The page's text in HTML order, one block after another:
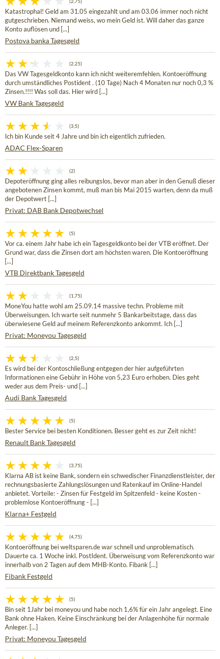
(2,75)
Katastrophal! Geld am 31.05 eingezahlt und am 03.06 immer noch nicht
gutgeschrieben. Niemand weiss, wo mein Geld ist. Will daher das ganze
Konto auflösen und [...]
Postova banka Tagesgeld
(2,25)
Das VW Tagesgeldkonto kann ich nicht weiteremfehlen. Kontoeröffnung
durch umständliches Postident . (10 Tage) Nach 4 Monaten nur noch 0,3 %
Zinsen.!!!! Was soll das. Hier wird [...]
VW Bank Tagesgeld
(3,5)
Ich bin Kunde seit 4 Jahre und bin ich eigentlich zufrieden.
ADAC Flex-Sparen
(2)
Depoteröffnung ging alles reibungslos, bevor man aber in den Genuß dieser
angebotenen Zinsen kommt, muß man bis Mai 2015 warten, denn da muß
der Depotwert [...]
Privat: DAB Bank Depotwechsel
(5)
Vor ca. einem Jahr habe ich ein Tagesgeldkonto bei der VTB eröffnet. Der
Grund war, dass die Zinsen dort am höchsten waren. Die Kontoeröffnung
[...]
VTB Direktbank Tagesgeld
(1,75)
MoneYou hatte wohl am 25.09.14 massive techn. Probleme mit
Überweisungen. Ich warte seit nunmehr 5 Bankarbeitstage, dass das
überwiesene Geld auf meinem Referenzkonto ankommt. Ich [...]
Privat: Moneyou Tagesgeld
(2,5)
Es wird bei der Kontoschließung entgegen der hier aufgeführten
Informationen eine Gebühr in Höhe von 5,23 Euro erhoben. Dies geht
weder aus dem Preis- und [...]
Audi Bank Tagesgeld
(5)
Bester Service bei besten Konditionen. Besser geht es zur Zeit nicht!
Renault Bank Tagesgeld
(3,75)
Klarna AB ist keine Bank, sondern ein schwedischer Finanzdienstleister, der
rechnungsbasierte Zahlungslösungen und Ratenkauf im Online-Handel
anbietet. Vorteile: - Zinsen für Festgeld im Spitzenfeld - keine Kosten -
problemlose Kontoeröffnung - [...]
Klarna+ Festgeld
(4,75)
Kontoeröffnung bei weltsparen.de war schnell und unproblematisch.
Dauerte ca. 1 Woche inkl. PostIdent. Überweisung vom Referenzkonto war
innerhalb von 2 Tagen auf dem MHB-Konto. Fibank [...]
Fibank Festgeld
(5)
Bin seit 1Jahr bei moneyou und habe noch 1,6% für ein Jahr angelegt. Eine
Bank ohne Haken. Keine Einschränkung bei der Anlagenhöhe für normale
Anleger. [...]
Privat: Moneyou Tagesgeld